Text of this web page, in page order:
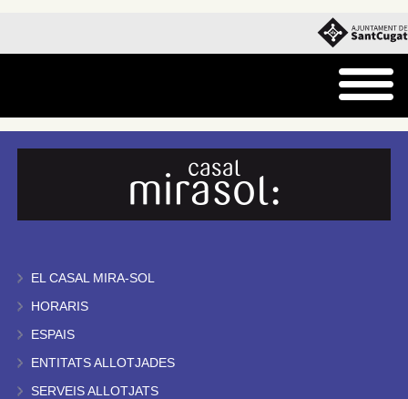
EL CASAL MIRA-SOL
HORARIS
ESPAIS
ENTITATS ALLOTJADES
SERVEIS ALLOTJATS